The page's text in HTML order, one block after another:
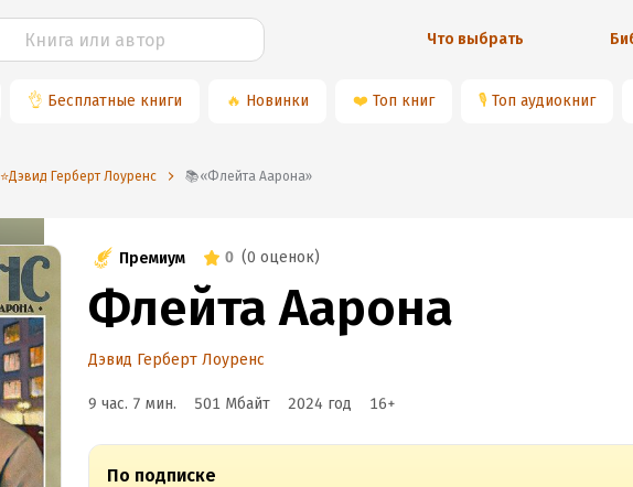
Что выбрать
👌 Бесплатные книги 🔥 Новинки ❤️ Топ книг 🎙 Топ аудиокниг
⭐️Дэвид Герберт Лоуренс 📚«Флейта Аарона»
Премиум 0 (0 оценок)
Флейта Аарона
Дэвид Герберт Лоуренс
9 час. 7 мин. 501 Мбайт 2024 год 16+
По подписке